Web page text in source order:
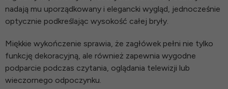
nadają mu uporządkowany i elegancki wygląd, jednocześnie
optycznie podkreślając wysokość całej bryły.
Miękkie wykończenie sprawia, że zagłówek pełni nie tylko
funkcję dekoracyjną, ale również zapewnia wygodne
podparcie podczas czytania, oglądania telewizji lub
wieczornego odpoczynku.